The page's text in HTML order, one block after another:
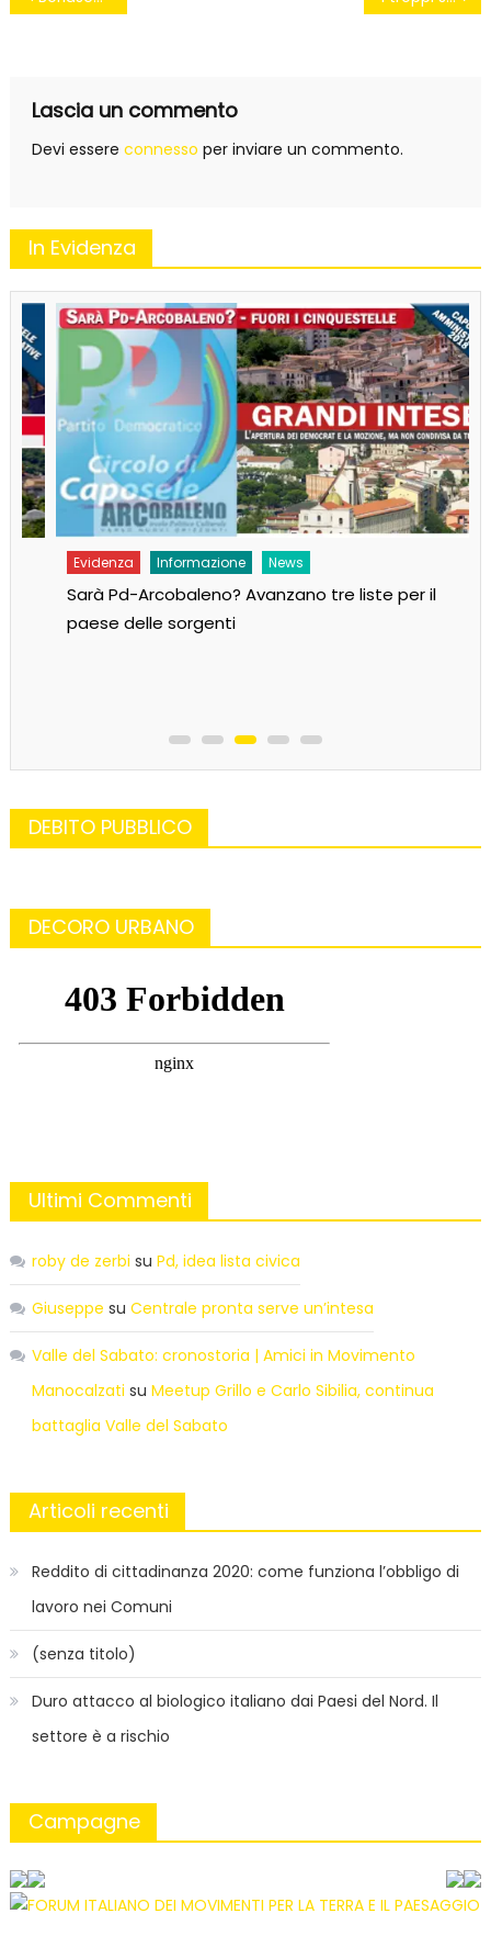
Lascia un commento
Devi essere connesso per inviare un commento.
In Evidenza
Evidenza Informazione News
Sarà Pd-Arcobaleno? Avanzano tre liste per il
paese delle sorgenti
DEBITO PUBBLICO
DECORO URBANO
Ultimi Commenti
roby de zerbi su Pd, idea lista civica
Giuseppe su Centrale pronta serve un’intesa
Valle del Sabato: cronostoria | Amici in Movimento
Manocalzati su Meetup Grillo e Carlo Sibilia, continua
battaglia Valle del Sabato
Articoli recenti
Reddito di cittadinanza 2020: come funziona l’obbligo di
lavoro nei Comuni
(senza titolo)
Duro attacco al biologico italiano dai Paesi del Nord. Il
settore è a rischio
Campagne